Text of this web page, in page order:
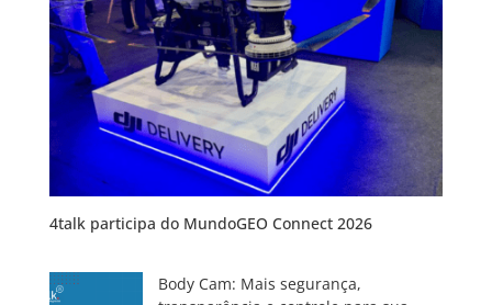
4talk participa do MundoGEO Connect 2026
Body Cam: Mais segurança,